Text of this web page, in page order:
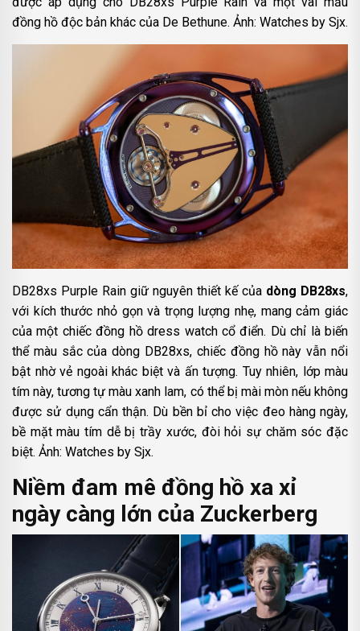
đồng hồ độc bản khác của De Bethune. Ảnh: Watches by Sjx.
DB28xs Purple Rain giữ nguyên thiết kế của dòng DB28xs,
với kích thước nhỏ gọn và trọng lượng nhẹ, mang cảm giác
của một chiếc đồng hồ dress watch cổ điển. Dù chỉ là biến
thể màu sắc của dòng DB28xs, chiếc đồng hồ này vẫn nổi
bật nhờ vẻ ngoài khác biệt và ấn tượng. Tuy nhiên, lớp màu
tím này, tương tự màu xanh lam, có thể bị mài mòn nếu không
được sử dụng cẩn thận. Dù bền bỉ cho việc đeo hàng ngày,
bề mặt màu tím dễ bị trầy xước, đòi hỏi sự chăm sóc đặc
biệt. Ảnh: Watches by Sjx.
Niềm đam mê đồng hồ xa xỉ
ngày càng lớn của Zuckerberg